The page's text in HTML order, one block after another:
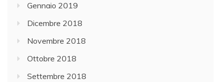
Gennaio 2019
Dicembre 2018
Novembre 2018
Ottobre 2018
Settembre 2018